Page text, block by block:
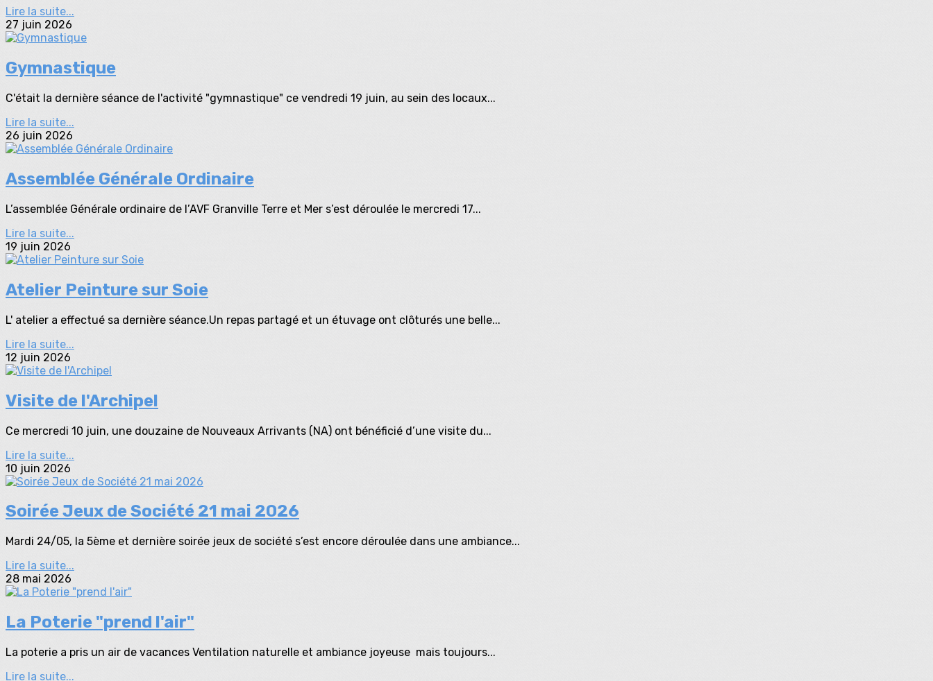
Lire la suite...
27 juin 2026
Gymnastique
C'était la dernière séance de l'activité "gymnastique" ce vendredi 19 juin, au sein des locaux...
Lire la suite...
26 juin 2026
Assemblée Générale Ordinaire
L’assemblée Générale ordinaire de l’AVF Granville Terre et Mer s’est déroulée le mercredi 17...
Lire la suite...
19 juin 2026
Atelier Peinture sur Soie
L' atelier a effectué sa dernière séance.Un repas partagé et un étuvage ont clôturés une belle...
Lire la suite...
12 juin 2026
Visite de l'Archipel
Ce mercredi 10 juin, une douzaine de Nouveaux Arrivants (NA) ont bénéficié d’une visite du...
Lire la suite...
10 juin 2026
Soirée Jeux de Société 21 mai 2026
Mardi 24/05, la 5ème et dernière soirée jeux de société s’est encore déroulée dans une ambiance...
Lire la suite...
28 mai 2026
La Poterie "prend l'air"
La poterie a pris un air de vacances Ventilation naturelle et ambiance joyeuse mais toujours...
Lire la suite...